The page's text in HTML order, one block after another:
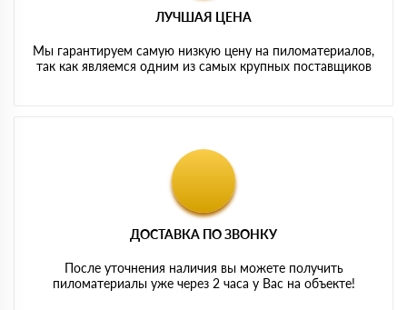
ЛУЧШАЯ ЦЕНА
Мы гарантируем самую низкую цену на пиломатериалов,
так как являемся одним из самых крупных поставщиков
ДОСТАВКА ПО ЗВОНКУ
После уточнения наличия вы можете получить
пиломатериалы уже через 2 часа у Вас на объекте!